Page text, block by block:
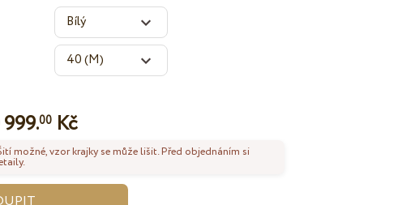
999.00 Kč
možné, vzor krajky se může lišit. Před objednáním si